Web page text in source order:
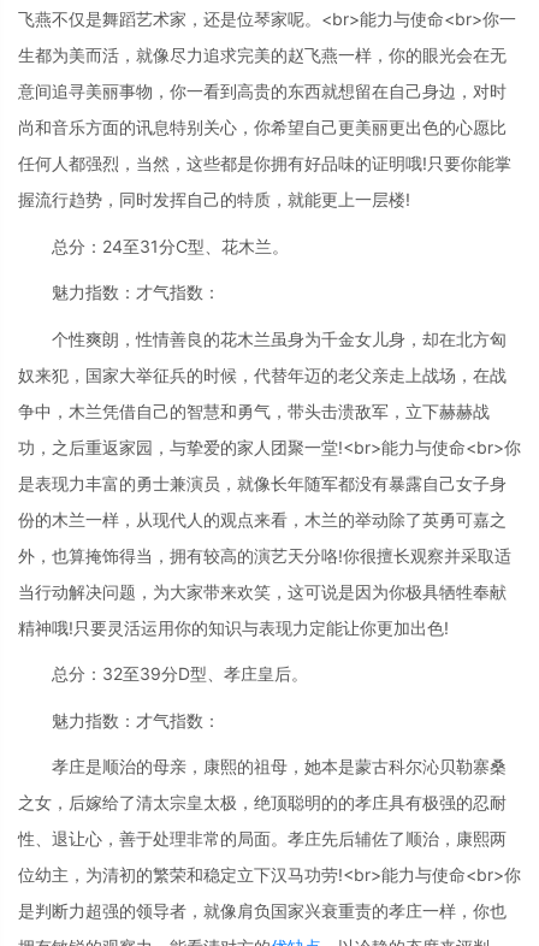
飞燕不仅是舞蹈艺术家，还是位琴家呢。<br>能力与使命<br>你一
生都为美而活，就像尽力追求完美的赵飞燕一样，你的眼光会在无
意间追寻美丽事物，你一看到高贵的东西就想留在自己身边，对时
尚和音乐方面的讯息特别关心，你希望自己更美丽更出色的心愿比
任何人都强烈，当然，这些都是你拥有好品味的证明哦!只要你能掌
握流行趋势，同时发挥自己的特质，就能更上一层楼!
总分：24至31分C型、花木兰。
魅力指数：才气指数：
个性爽朗，性情善良的花木兰虽身为千金女儿身，却在北方匈
奴来犯，国家大举征兵的时候，代替年迈的老父亲走上战场，在战
争中，木兰凭借自己的智慧和勇气，带头击溃敌军，立下赫赫战
功，之后重返家园，与挚爱的家人团聚一堂!<br>能力与使命<br>你
是表现力丰富的勇士兼演员，就像长年随军都没有暴露自己女子身
份的木兰一样，从现代人的观点来看，木兰的举动除了英勇可嘉之
外，也算掩饰得当，拥有较高的演艺天分咯!你很擅长观察并采取适
当行动解决问题，为大家带来欢笑，这可说是因为你极具牺牲奉献
精神哦!只要灵活运用你的知识与表现力定能让你更加出色!
总分：32至39分D型、孝庄皇后。
魅力指数：才气指数：
孝庄是顺治的母亲，康熙的祖母，她本是蒙古科尔沁贝勒寨桑
之女，后嫁给了清太宗皇太极，绝顶聪明的的孝庄具有极强的忍耐
性、退让心，善于处理非常的局面。孝庄先后辅佐了顺治，康熙两
位幼主，为清初的繁荣和稳定立下汉马功劳!<br>能力与使命<br>你
是判断力超强的领导者，就像肩负国家兴衰重责的孝庄一样，你也